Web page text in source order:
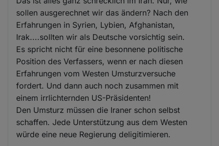
sollen ausgerechnet wir das ändern? Nach den
Erfahrungen in Syrien, Lybien, Afghanistan,
Irak....sollten wir als Deutsche vorsichtig sein.
Es spricht nicht für eine besonnene politische
Position des Verfassers, wenn er nach diesen
Erfahrungen vom Westen Umsturzversuche
fordert. Und dann auch noch zusammen mit
einem irrlichternden US-Präsidenten!
Den Umsturz müssen die Iraner schon selbst
schaffen. Jede Unterstützung aus dem Westen
würde eine neue Regierung deligitimieren.